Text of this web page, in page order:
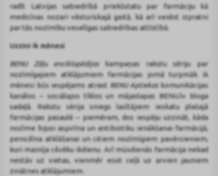
radīt Latvijas sabiedrībā priekšstatu par farmāciju kā
medicīnas nozari vēsturiskajā gaitā, kā arī veidot izpratni
par tās nozīmību veselīgas sabiedrības attīstībā.
Uzzini ik mēnesi
BENU Zāļu enciklopēdijas kampaņas rakstu sēriju par
nozīmīgajiem atklājumiem farmācijas jomā turpmāk ik
mēnesi būs iespējams atrast BENU Aptiekas komunikācijas
kanālos – sociālajos tīklos un mājaslapas BENU.lv bloga
sadaļā. Rakstu sērija sniegs lasītājiem ieskatu plašajā
farmācijas pasaulē – piemēram, dos iespēju uzzināt, kāda
nozīme bijusi aspirīna un antibiotiku ienākšanai farmācijā,
penicilīna atklāšanai un citiem nozīmīgiem pavērsieniem,
kuri mainīja cilvēku ikdienu. Arī mūsdienās farmācija nekad
nestāv uz vietas, vienmēr esot ceļā uz arvien jauniem
zinātnes atklājumiem.